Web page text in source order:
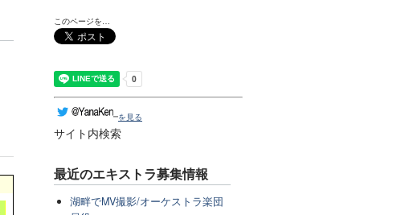
このページを…
を見る
サイト内検索
最近のエキストラ募集情報
湖畔でMV撮影/オーケストラ楽団